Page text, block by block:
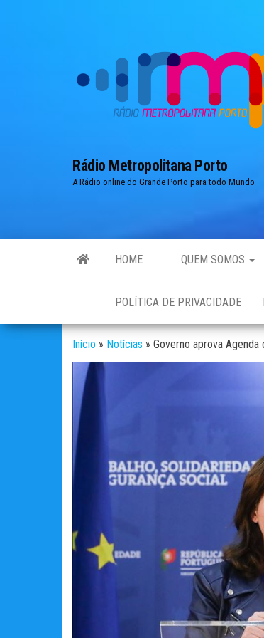
Rádio Metropolitana Porto
A Rádio online do Grande Porto para todo Mundo
HOME QUEM SOMOS
POLÍTICA DE PRIVACIDADE
Início » Notícias » Governo aprova